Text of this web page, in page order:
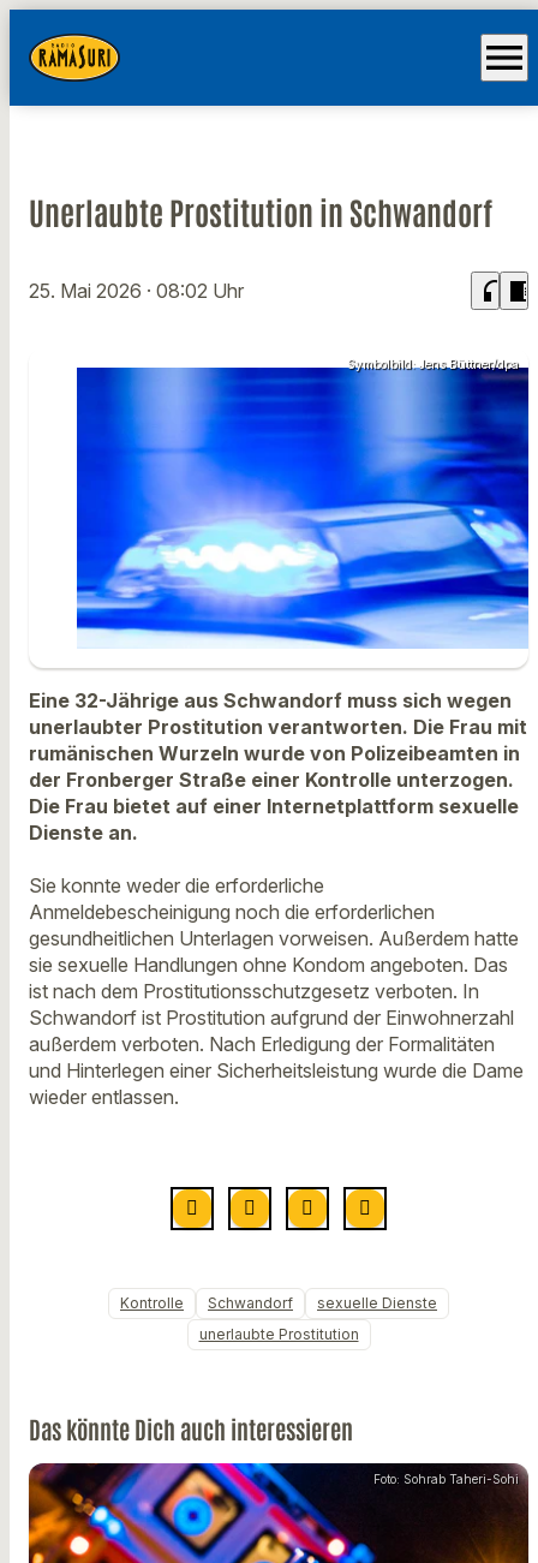
menu
Unerlaubte Prostitution in Schwandorf
25. Mai 2026 · 08:02 Uhr headphones chrome_reader_mode
Symbolbild: Jens Büttner/dpa
Eine 32-Jährige aus Schwandorf muss sich wegen
unerlaubter Prostitution verantworten. Die Frau mit
rumänischen Wurzeln wurde von Polizeibeamten in
der Fronberger Straße einer Kontrolle unterzogen.
Die Frau bietet auf einer Internetplattform sexuelle
Dienste an.
Sie konnte weder die erforderliche
Anmeldebescheinigung noch die erforderlichen
gesundheitlichen Unterlagen vorweisen. Außerdem hatte
sie sexuelle Handlungen ohne Kondom angeboten. Das
ist nach dem Prostitutionsschutzgesetz verboten. In
Schwandorf ist Prostitution aufgrund der Einwohnerzahl
außerdem verboten. Nach Erledigung der Formalitäten
und Hinterlegen einer Sicherheitsleistung wurde die Dame
wieder entlassen.
Kontrolle Schwandorf
sexuelle Dienste
unerlaubte Prostitution
Das könnte Dich auch interessieren
Foto: Sohrab Taheri-Sohi